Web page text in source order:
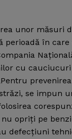
unor măsuri
perioadă în
cu
se impun
opriţi pe
defecţiuni